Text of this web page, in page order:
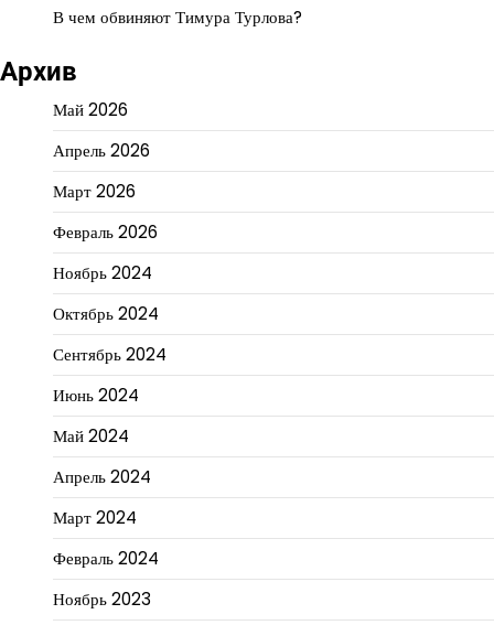
В чем обвиняют Тимура Турлова?
Архив
Май 2026
Апрель 2026
Март 2026
Февраль 2026
Ноябрь 2024
Октябрь 2024
Сентябрь 2024
Июнь 2024
Май 2024
Апрель 2024
Март 2024
Февраль 2024
Ноябрь 2023